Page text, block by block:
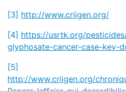
[3] http://www.criigen.org/
[4] https://usrtk.org/
glyphosate-cancer-case-key-
[5]
http://www.criigen.org/